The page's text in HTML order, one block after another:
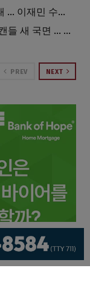
워싱턴주 동시다발 산불 통제불능 상태 … 이재민 수십만명
[단독] ‘수천만 달러’ 김원석 부동산 스캔들 새 국면 … 한인 투자자들 소송 잇따라 ‘디폴트’ 절차
PREV NEXT